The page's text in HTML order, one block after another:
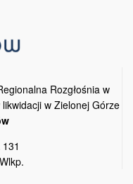
Rozgłośnia w
w Zielonej Górze